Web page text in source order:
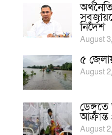
নির্দেশ
August
৫
August
August